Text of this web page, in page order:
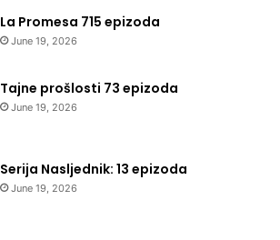
La Promesa 715 epizoda
June 19, 2026
Tajne prošlosti 73 epizoda
June 19, 2026
Serija Nasljednik: 13 epizoda
June 19, 2026